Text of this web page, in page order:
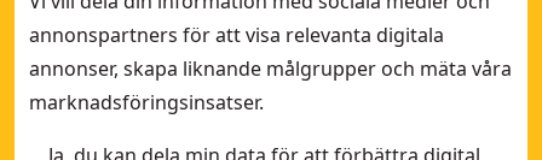
annonspartners för att visa relevanta digitala
annonser, skapa liknande målgrupper och mäta våra
marknadsföringsinsatser.